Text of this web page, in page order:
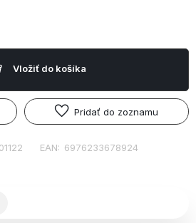
Vložiť do košíka
Pridať do zoznamu
EAN: 6976233678924